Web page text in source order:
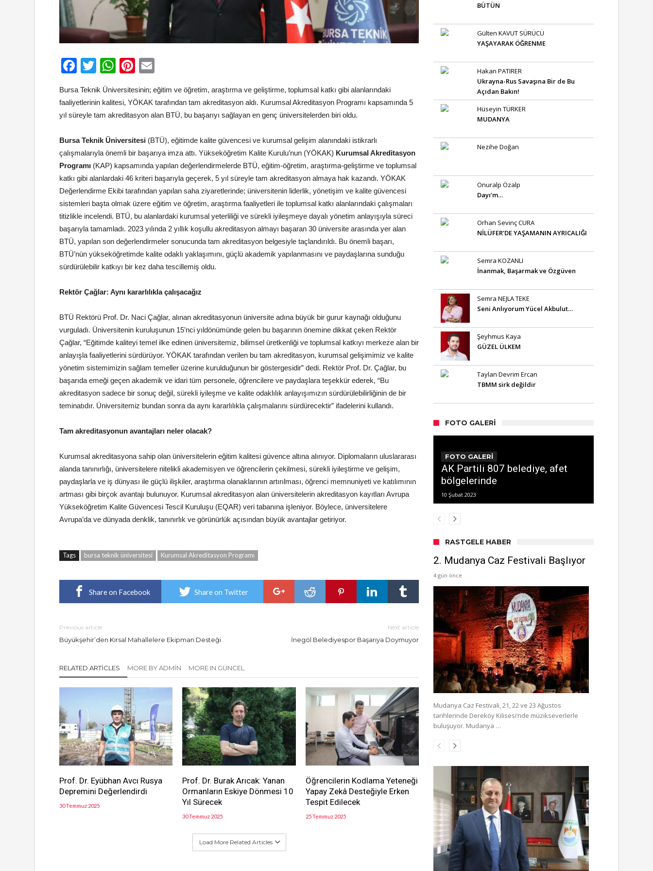
Facebook
TwitterWhatsApp
Pinterest
Bursa Teknik Üniversitesinin; eğitim ve öğretim, araştırma ve geliştirme, toplumsal katkı gibi alanlarındaki
faaliyetlerinin kalitesi, YÖKAK tarafından tam akreditasyon aldı. Kurumsal Akreditasyon Programı kapsamında 5
yıl süreyle tam akreditasyon alan BTÜ, bu başarıyı sağlayan en genç üniversitelerden biri oldu.
Bursa Teknik Üniversitesi (BTÜ), eğitimde kalite güvencesi ve kurumsal gelişim alanındaki istikrarlı
çalışmalarıyla önemli bir başarıya imza attı. Yükseköğretim Kalite Kurulu’nun (YÖKAK) Kurumsal Akreditasyon
Programı (KAP) kapsamında yapılan değerlendirmelerde BTÜ, eğitim-öğretim, araştırma-geliştirme ve toplumsal
katkı gibi alanlardaki 46 kriteri başarıyla geçerek, 5 yıl süreyle tam akreditasyon almaya hak kazandı. YÖKAK
Değerlendirme Ekibi tarafından yapılan saha ziyaretlerinde; üniversitenin liderlik, yönetişim ve kalite güvencesi
sistemleri başta olmak üzere eğitim ve öğretim, araştırma faaliyetleri ile toplumsal katkı alanlarındaki çalışmaları
titizlikle incelendi. BTÜ, bu alanlardaki kurumsal yeterliliği ve sürekli iyileşmeye dayalı yönetim anlayışıyla süreci
başarıyla tamamladı. 2023 yılında 2 yıllık koşullu akreditasyon almayı başaran 30 üniversite arasında yer alan
BTÜ, yapılan son değerlendirmeler sonucunda tam akreditasyon belgesiyle taçlandırıldı. Bu önemli başarı,
BTÜ’nün yükseköğretimde kalite odaklı yaklaşımını, güçlü akademik yapılanmasını ve paydaşlarına sunduğu
sürdürülebilir katkıyı bir kez daha tescillemiş oldu.
Rektör Çağlar: Aynı kararlılıkla çalışacağız
BTÜ Rektörü Prof. Dr. Naci Çağlar, alınan akreditasyonun üniversite adına büyük bir gurur kaynağı olduğunu
vurguladı. Üniversitenin kuruluşunun 15’nci yıldönümünde gelen bu başarının önemine dikkat çeken Rektör
Çağlar, “Eğitimde kaliteyi temel ilke edinen üniversitemiz, bilimsel üretkenliği ve toplumsal katkıyı merkeze alan bir
anlayışla faaliyetlerini sürdürüyor. YÖKAK tarafından verilen bu tam akreditasyon, kurumsal gelişimimiz ve kalite
yönetim sistemimizin sağlam temeller üzerine kurulduğunun bir göstergesidir” dedi. Rektör Prof. Dr. Çağlar, bu
başarıda emeği geçen akademik ve idari tüm personele, öğrencilere ve paydaşlara teşekkür ederek, “Bu
akreditasyon sadece bir sonuç değil, sürekli iyileşme ve kalite odaklılık anlayışımızın sürdürülebilirliğinin de bir
teminatıdır. Üniversitemiz bundan sonra da aynı kararlılıkla çalışmalarını sürdürecektir” ifadelerini kullandı.
Tam akreditasyonun avantajları neler olacak?
Kurumsal akreditasyona sahip olan üniversitelerin eğitim kalitesi güvence altına alınıyor. Diplomaların uluslararası
alanda tanınırlığı, üniversitelere nitelikli akademisyen ve öğrencilerin çekilmesi, sürekli iyileştirme ve gelişim,
paydaşlarla ve iş dünyası ile güçlü ilişkiler, araştırma olanaklarının artırılması, öğrenci memnuniyeti ve katılımının
artması gibi birçok avantajı bulunuyor. Kurumsal akreditasyon alan üniversitelerin akreditasyon kayıtları Avrupa
Yükseköğretim Kalite Güvencesi Tescil Kuruluşu (EQAR) veri tabanına işleniyor. Böylece, üniversitelere
Avrupa’da ve dünyada denklik, tanınırlık ve görünürlük açısından büyük avantajlar getiriyor.
Tags bursa teknik üniversitesi Kurumsal Akreditasyon Programı
Share on Facebook Share on Twitter
Previous article
Büyükşehir’den Kırsal Mahallelere Ekipman Desteği
Next article
İnegöl Belediyespor Başarıya Doymuyor
RELATED ARTICLES MORE BY ADMIN MORE IN GÜNCEL
Prof. Dr. Eyübhan Avcı Rusya
Depremini Değerlendirdi
30 Temmuz 2025
Prof. Dr. Burak Arıcak: Yanan
Ormanların Eskiye Dönmesi 10
Yıl Sürecek
30 Temmuz 2025
Öğrencilerin Kodlama Yeteneği
Yapay Zekâ Desteğiyle Erken
Tespit Edilecek
25 Temmuz 2025
Load More Related Articles
BÜTÜN
Gülten KAVUT SÜRÜCÜ
YAŞAYARAK ÖĞRENME
Hakan PATIRER
Ukrayna-Rus Savaşına Bir de Bu
Açıdan Bakın!
Hüseyin TÜRKER
MUDANYA
Nezihe Doğan
Onuralp Özalp
Dayı’m…
Orhan Sevinç CURA
NİLÜFER’DE YAŞAMANIN AYRICALIĞI
Semra KOZANLI
İnanmak, Başarmak ve Özgüven
Semra NEJLA TEKE
Seni Anlıyorum Yücel Akbulut…
Şeyhmus Kaya
GÜZEL ÜLKEM
Taylan Devrim Ercan
TBMM sirk değildir
FOTO GALERI
FOTO GALERİ
AK Partili 807 belediye, afet
bölgelerinde
10 Şubat 2023
RASTGELE HABER
2. Mudanya Caz Festivali Başlıyor
4 gün önce
Mudanya Caz Festivali, 21, 22 ve 23 Ağustos
tarihlerinde Dereköy Kilisesi’nde müzikseverlerle
buluşuyor. Mudanya …